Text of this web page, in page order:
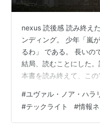
nexus 読後感 読み終え
ンディング。 少年「嵐
るわ」 である。 長いの
結局、読むことにした。
本書を読み終えて、こ
一度あるかどうか！
て、それを読めば本書
るけれど、批評だけを
#ユヴァル・ノア・ハラ
#テックライト #情報